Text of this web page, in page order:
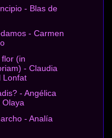
- Blas de
- Carmen
(in
- Claudia
Lonfat
- Angélica
Olaya
- Analía